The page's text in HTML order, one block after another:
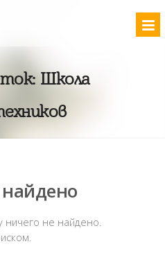
Школа
ничего не найдено.